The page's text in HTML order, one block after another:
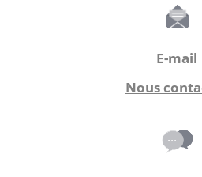
E-mail
Nous